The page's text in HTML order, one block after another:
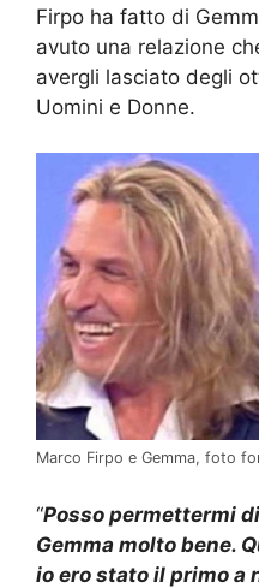
Firpo ha fatto di
avuto una relazione
avergli lasciato degli
Uomini e Donne.
Marco Firpo e Gemma, foto
“Posso permettermi
Gemma molto bene.
io ero stato il primo a